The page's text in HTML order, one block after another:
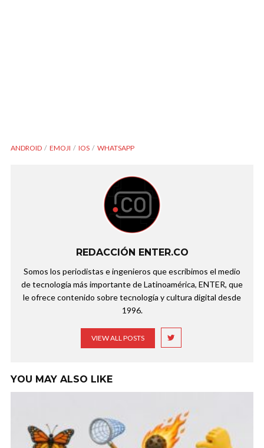
ANDROID EMOJI IOS WHATSAPP
REDACCIÓN ENTER.CO
Somos los periodistas e ingenieros que escribimos el medio
de tecnología más importante de Latinoamérica, ENTER, que
le ofrece contenido sobre tecnología y cultura digital desde
1996.
VIEW ALL POSTS
YOU MAY ALSO LIKE